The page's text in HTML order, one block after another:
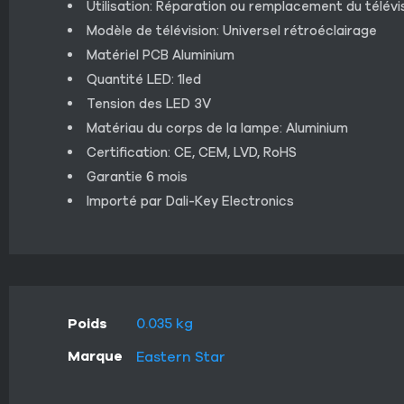
Utilisation: Réparation ou remplacement du
Modèle de télévision: Universel rétroéclairage
Matériel PCB Aluminium
Quantité LED: 1led
Tension des LED 3V
Matériau du corps de la lampe: Aluminium
Certification: CE, CEM, LVD, RoHS
Garantie 6 mois
Importé par Dali-Key Electronics
Poids
0.035 kg
Marque
Eastern Star